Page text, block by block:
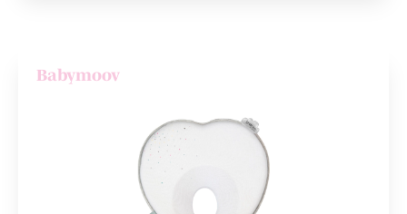
Babymoov